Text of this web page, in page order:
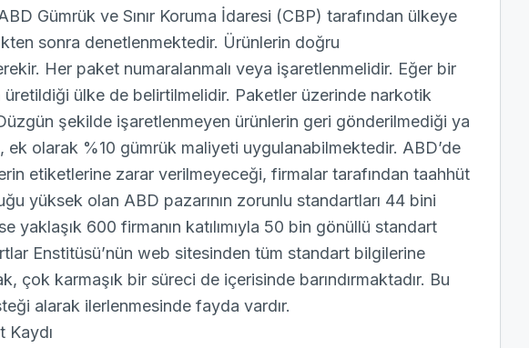
Gümrük ve Sınır Koruma İdaresi (CBP) tarafından ülkeye
sonra denetlenmektedir. Ürünlerin doğru
Her paket numaralanmalı veya işaretlenmelidir. Eğer bir
ülke de belirtilmelidir. Paketler üzerinde narkotik
şekilde işaretlenmeyen ürünlerin geri gönderilmediği ya
ek olarak %10 gümrük maliyeti uygulanabilmektedir. ABD’de
etiketlerine zarar verilmeyeceği, firmalar tarafından taahhüt
yüksek olan ABD pazarının zorunlu standartları 44 bini
yaklaşık 600 firmanın katılımıyla 50 bin gönüllü standart
Enstitüsü’nün web sitesinden tüm standart bilgilerine
çok karmaşık bir süreci de içerisinde barındırmaktadır. Bu
alarak ilerlenmesinde fayda vardır.
Kaydı